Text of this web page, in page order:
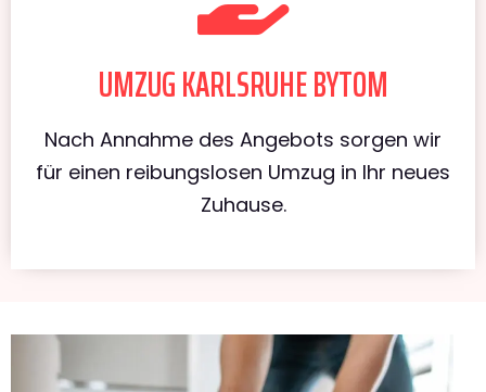
UMZUG KARLSRUHE BYTOM
Nach Annahme des Angebots sorgen wir
für einen reibungslosen Umzug in Ihr neues
Zuhause.